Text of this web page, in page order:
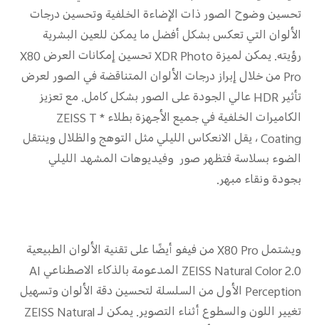
تحسين وضوح الصور ذات الإضاءة الخلفية وتحسين درجات
الألوان التي تعكس بشكل أفضل ما يمكن للعين البشرية
رؤيته. يمكن لميزة XDR Photo تحسين إمكانات العرض X80
Pro من خلال إبراز درجات الألوان المتناقضة في الصور لعرض
تأثير HDR عالي الجودة على الصور بشكل كامل. مع تعزيز
الكاميرات الخلفية في جميع الأجهزة بطلاء ZEISS T *
Coating ، يقل الانعكاس الليلي مثل التوهج والظلال وينتقل
الضوء بسلاسة فتظهر صور وفيديوهات المشهد الليلي
بجودة ونقاء مبهر.
ويشتمل X80 Pro من فيفو أيضًا على تقنية الألوان الطبيعية
ZEISS Natural Color 2.0 المدعومة بالذكاء الاصطناعي AI
Perception الأول من السلسلة لتحسين دقة الألوان وتسهيل
تغيير اللون والسطوع أثناء التصوير. يمكن لـ ZEISS Natural